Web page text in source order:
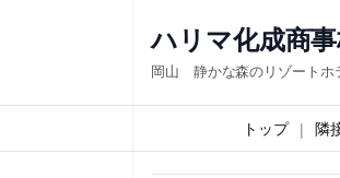
ス
キ
ハリマ化成商
岡山 静かな森のリゾートホ
トップ 隣